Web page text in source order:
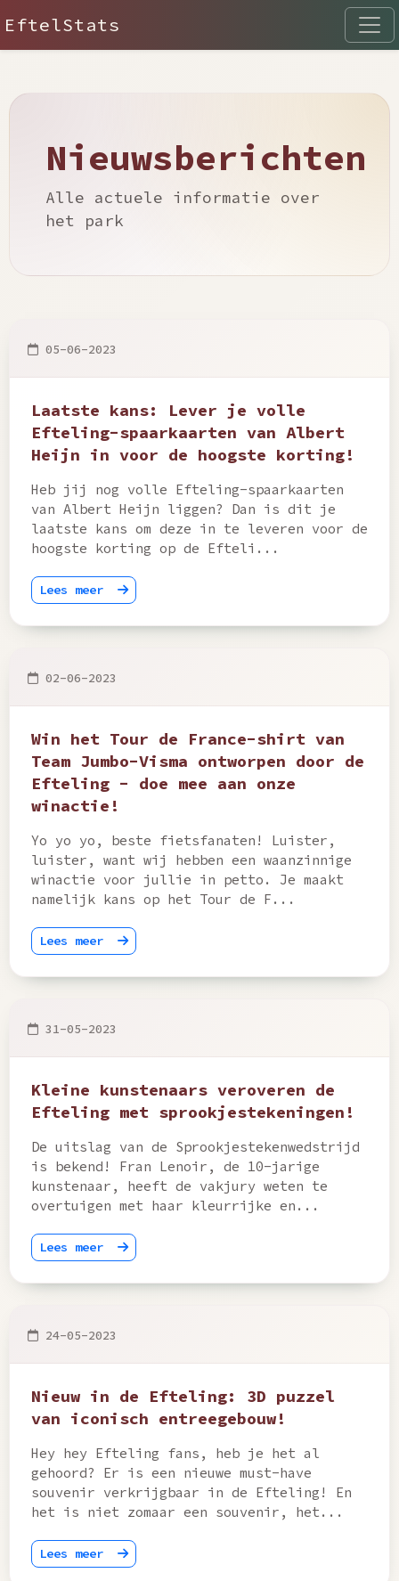
EftelStats
Nieuwsberichten
Alle actuele informatie over
het park
05-06-2023
Laatste kans: Lever je volle
Efteling-spaarkaarten van Albert
Heijn in voor de hoogste korting!
Heb jij nog volle Efteling-spaarkaarten
van Albert Heijn liggen? Dan is dit je
laatste kans om deze in te leveren voor de
hoogste korting op de Efteli...
Lees meer
02-06-2023
Win het Tour de France-shirt van
Team Jumbo-Visma ontworpen door de
Efteling - doe mee aan onze
winactie!
Yo yo yo, beste fietsfanaten! Luister,
luister, want wij hebben een waanzinnige
winactie voor jullie in petto. Je maakt
namelijk kans op het Tour de F...
Lees meer
31-05-2023
Kleine kunstenaars veroveren de
Efteling met sprookjestekeningen!
De uitslag van de Sprookjestekenwedstrijd
is bekend! Fran Lenoir, de 10-jarige
kunstenaar, heeft de vakjury weten te
overtuigen met haar kleurrijke en...
Lees meer
24-05-2023
Nieuw in de Efteling: 3D puzzel
van iconisch entreegebouw!
Hey hey Efteling fans, heb je het al
gehoord? Er is een nieuwe must-have
souvenir verkrijgbaar in de Efteling! En
het is niet zomaar een souvenir, het...
Lees meer